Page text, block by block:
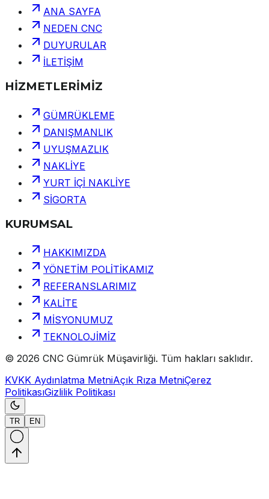
ANA SAYFA
NEDEN CNC
DUYURULAR
İLETİŞİM
HİZMETLERİMİZ
GÜMRÜKLEME
DANIŞMANLIK
UYUŞMAZLIK
NAKLİYE
YURT İÇİ NAKLİYE
SİGORTA
KURUMSAL
HAKKIMIZDA
YÖNETİM POLİTİKAMIZ
REFERANSLARIMIZ
KALİTE
MİSYONUMUZ
TEKNOLOJİMİZ
© 2026 CNC Gümrük Müşavirliği. Tüm hakları saklıdır.
KVKK Aydınlatma MetniAçık Rıza MetniÇerez
PolitikasıGizlilik Politikası
TR EN